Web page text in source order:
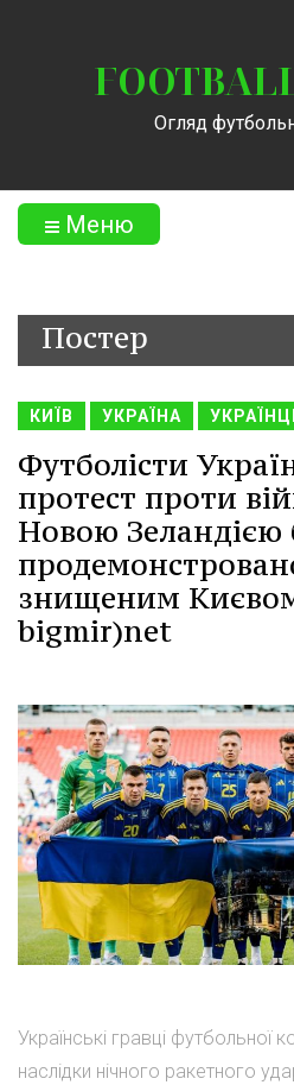
Огляд
Меню
Постер
КИЇВ УКРАЇНА УКРАЇНЦІ
Футболісти
протест проти
Новою Зеландією
знищеним
bigmir)net
Українські гравці футбольної
наслідки нічного ракетного